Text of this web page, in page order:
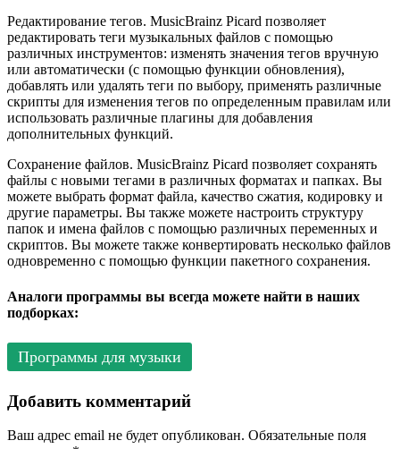
Редактирование тегов. MusicBrainz Picard позволяет
редактировать теги музыкальных файлов с помощью
различных инструментов: изменять значения тегов вручную
или автоматически (с помощью функции обновления),
добавлять или удалять теги по выбору, применять различные
скрипты для изменения тегов по определенным правилам или
использовать различные плагины для добавления
дополнительных функций.
Сохранение файлов. MusicBrainz Picard позволяет сохранять
файлы с новыми тегами в различных форматах и папках. Вы
можете выбрать формат файла, качество сжатия, кодировку и
другие параметры. Вы также можете настроить структуру
папок и имена файлов с помощью различных переменных и
скриптов. Вы можете также конвертировать несколько файлов
одновременно с помощью функции пакетного сохранения.
Аналоги программы вы всегда можете найти в наших
подборках:
Программы для музыки
Добавить комментарий
Ваш адрес email не будет опубликован. Обязательные поля